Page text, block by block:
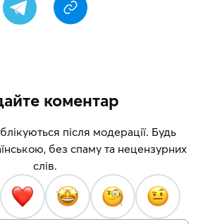
коментар
після модерації. Будь
без спаму та нецензурних
слів.